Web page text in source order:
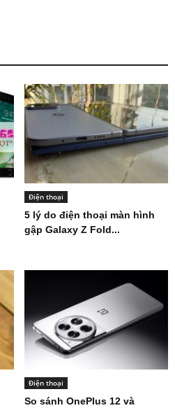
Điện thoại
5 lý do điện thoại màn hình
gập Galaxy Z Fold...
Điện thoại
So sánh OnePlus 12 và